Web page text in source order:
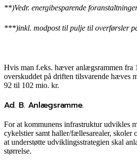
**)Vedr. energibesparende
***)inkl. modpost til pulje til overførsler
Hvis man f.eks. hæver anlægsrammen fra
overskuddet på driften tilsvarende hæves
92 til 102 mio. kr.
Ad. B. Anlægsramme.
For at kommunens infrastruktur udvikles
cykelstier samt haller/fællesarealer, skoler
at understøtte udviklingsstrategien skal
størrelse.